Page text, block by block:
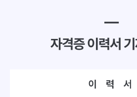
━
자격증 이력서